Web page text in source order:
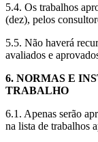
5.4. Os trabalhos
(dez), pelos
5.5. Não haverá
avaliados e
6. NORMAS E
TRABALHO
6.1. Apenas serão
na lista de trabalhos